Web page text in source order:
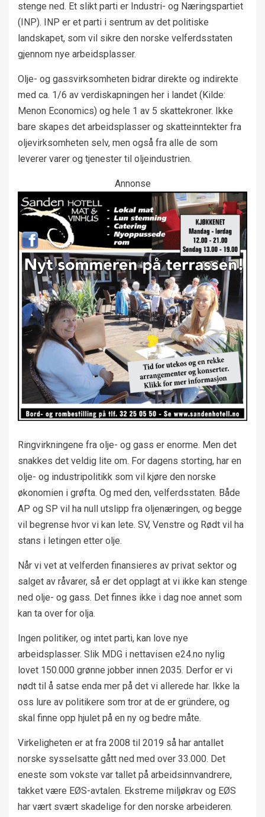
stenge ned. Et slikt parti er Industri- og Næringspartiet
(INP). INP er et parti i sentrum av det politiske
landskapet, som vil sikre den norske velferdsstaten
gjennom nye arbeidsplasser.
Olje- og gassvirksomheten bidrar direkte og indirekte
med ca. 1/6 av verdiskapningen her i landet (Kilde:
Menon Economics) og hele 1 av 5 skattekroner. Ikke
bare skapes det arbeidsplasser og skatteinntekter fra
oljevirksomheten selv, men også fra alle de som
leverer varer og tjenester til oljeindustrien.
Annonse
Ringvirkningene fra olje- og gass er enorme. Men det
snakkes det veldig lite om. For dagens storting, har en
olje- og industripolitikk som vil kjøre den norske
økonomien i grøfta. Og med den, velferdsstaten. Både
AP og SP vil ha null utslipp fra oljenæringen, og begge
vil begrense hvor vi kan lete. SV, Venstre og Rødt vil ha
stans i letingen etter olje.
Når vi vet at velferden finansieres av privat sektor og
salget av råvarer, så er det opplagt at vi ikke kan stenge
ned olje- og gass. Det finnes ikke i dag noe annet som
kan ta over for olja.
Ingen politiker, og intet parti, kan love nye
arbeidsplasser. Slik MDG i nettavisen e24.no nylig
lovet 150.000 grønne jobber innen 2035. Derfor er vi
nødt til å satse enda mer på det vi allerede har. Ikke la
oss lure av politikere som tror at de er gründere, og
skal finne opp hjulet på en ny og bedre måte.
Virkeligheten er at fra 2008 til 2019 så har antallet
norske sysselsatte gått ned med over 33.000. Det
eneste som vokste var tallet på arbeidsinnvandrere,
takket være EØS-avtalen. Ekstreme miljøkrav og EØS
har vært svært skadelige for den norske arbeideren.